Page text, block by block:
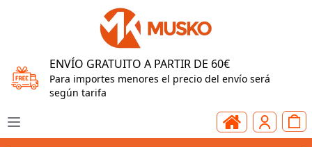
ENVÍO GRATUITO A PARTIR DE 60€
Para importes menores el precio del envío será
según tarifa